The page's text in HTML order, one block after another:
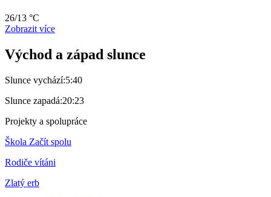
26/13 °C
Zobrazit více
Východ a západ slunce
Slunce vychází:5:40
Slunce zapadá:20:23
Projekty a spolupráce
Škola Začít spolu
Rodiče vítáni
Zlatý erb